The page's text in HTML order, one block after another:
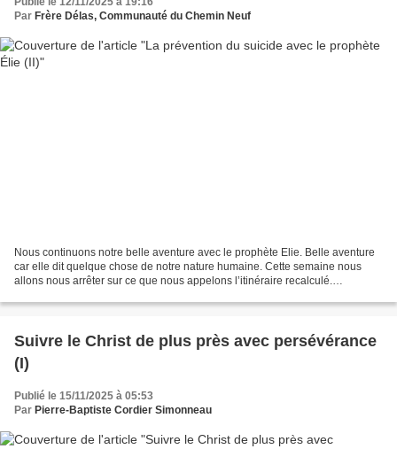
Par Frère Délas, Communauté du Chemin Neuf
Nous continuons notre belle aventure avec le prophète Elie. Belle aventure
car elle dit quelque chose de notre nature humaine. Cette semaine nous
allons nous arrêter sur ce que nous appelons l’itinéraire recalculé.
Suivre le Christ de plus près avec persévérance
(I)
Publié le 15/11/2025 à 05:53
Par Pierre-Baptiste Cordier Simonneau